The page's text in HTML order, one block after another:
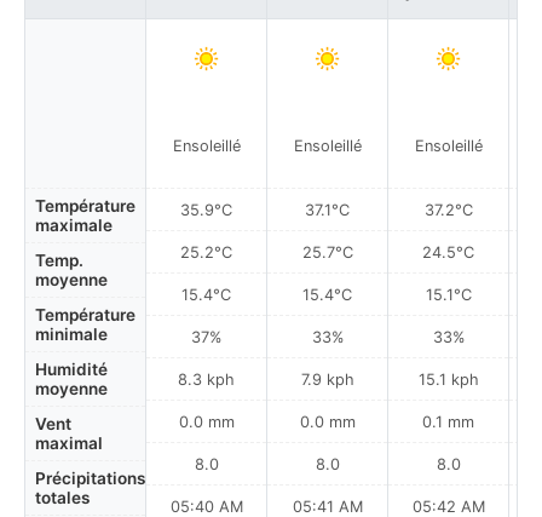
Température
maximale
Temp.
moyenne
Température
minimale
Humidité
moyenne
Vent
maximal
Précipitations
totales
Ensoleillé
35.9°C
25.2°C
15.4°C
37%
8.3 kph
0.0 mm
8.0
05:40 AM
Ensoleillé
37.1°C
25.7°C
15.4°C
33%
7.9 kph
0.0 mm
8.0
05:41 AM
Ensoleillé
37.2°C
24.5°C
15.1°C
33%
15.1 kph
0.1 mm
8.0
05:42 AM